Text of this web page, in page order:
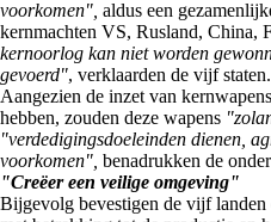
voorkomen", aldus een
kernmachten VS, Rusland, China,
kernoorlog kan niet worden
gevoerd", verklaarden de vijf staten.
Aangezien de inzet van
hebben, zouden deze wapens
"verdedigingsdoeleinden dienen,
voorkomen", benadrukken de
"Creëer een veilige omgeving"
Bijgevolg bevestigen de vijf